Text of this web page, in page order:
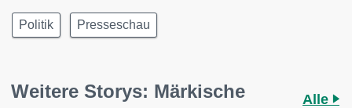
Politik Presseschau
Weitere Storys: Märkische
Alle